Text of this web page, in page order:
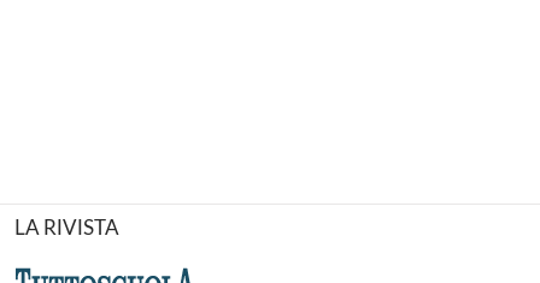
LA RIVISTA